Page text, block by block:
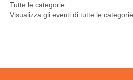
Tutte le categorie ...
Visualizza gli eventi di tutte le categorie